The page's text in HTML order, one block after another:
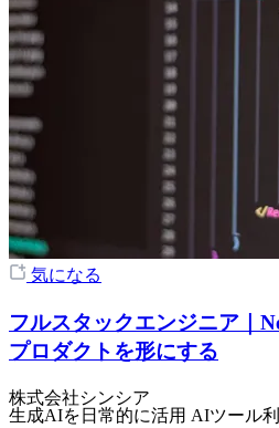
気になる
フルスタックエンジニア｜
プロダクトを形にする
株式会社シンシア
生成AIを日常的に活用 AIツール